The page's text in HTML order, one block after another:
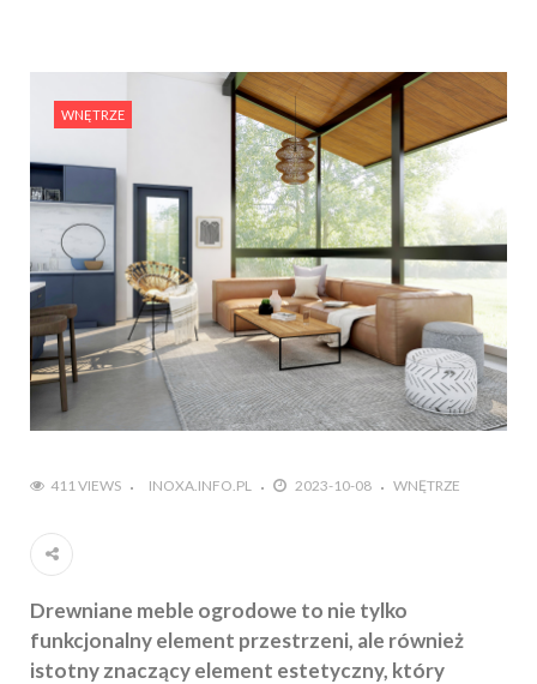
WNĘTRZE
411 VIEWS INOXA.INFO.PL 2023-10-08 WNĘTRZE
Drewniane meble ogrodowe to nie tylko
funkcjonalny element przestrzeni, ale również
istotny znaczący element estetyczny, który